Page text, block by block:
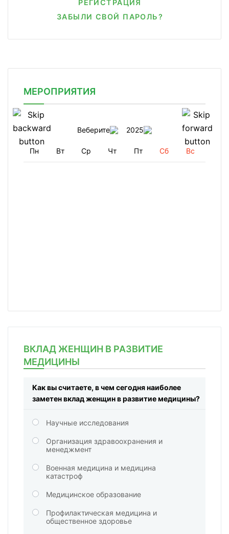
РЕГИСТРАЦИЯ
ЗАБЫЛИ СВОЙ ПАРОЛЬ?
МЕРОПРИЯТИЯ
Веберите 2025
Пн Вт Ср Чт Пт Сб Вс
ВКЛАД ЖЕНЩИН В РАЗВИТИЕ
МЕДИЦИНЫ
Как вы считаете, в чем сегодня наиболее
заметен вклад женщин в развитие медицины?
Научные исследования
Организация здравоохранения и
менеджмент
Военная медицина и медицина
катастроф
Медицинское образование
Профилактическая медицина и
общественное здоровье